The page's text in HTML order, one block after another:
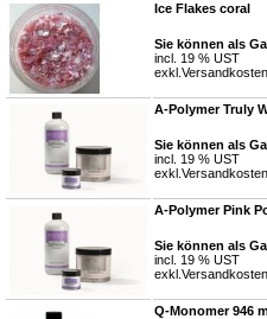
Ice Flakes coral
Sie können als
incl. 19 % UST
exkl. Versandkosten
A-Polymer Truly
Sie können als
incl. 19 % UST
exkl. Versandkosten
A-Polymer Pink
Sie können als
incl. 19 % UST
exkl. Versandkosten
Q-Monomer 946